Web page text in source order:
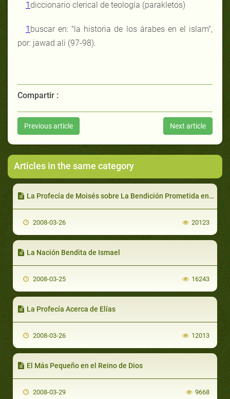
1 diccionario clerical de teología (parakletos)
1 buscar en: "la historia de los árabes en el islam",
por: jawad ali (97-98).
Compartir :
Previous article Next article
Articles in the same category
La Profecía de Moisés sobre La Bendición Prometida en La Tierra De Parán
2008-03-26 20123
La Nación Bendita de Ismael
2008-03-25 16243
La Profecía Acerca de Elías
2008-03-26 12013
El Más Pequeño en el Reino de Dios
2008-03-29 9668